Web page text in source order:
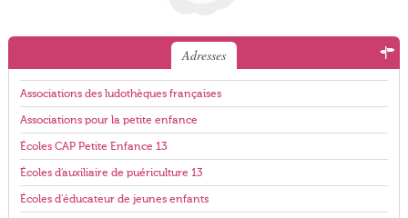
Adresses
Associations des ludothèques françaises
Associations pour la petite enfance
Écoles CAP Petite Enfance 13
Écoles d'auxiliaire de puériculture 13
Écoles d'éducateur de jeunes enfants